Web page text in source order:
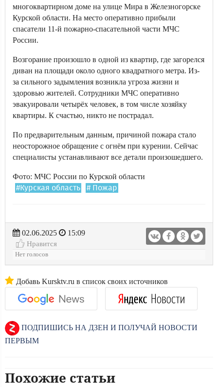
многоквартирном доме на улице Мира в Железногорске
Курской области. На место оперативно прибыли
спасатели 11-й пожарно-спасательной части МЧС
России.
Возгорание произошло в одной из квартир, где загорелся
диван на площади около одного квадратного метра. Из-
за сильного задымления возникла угроза жизни и
здоровью жителей. Сотрудники МЧС оперативно
эвакуировали четырёх человек, в том числе хозяйку
квартиры. К счастью, никто не пострадал.
По предварительным данным, причиной пожара стало
неосторожное обращение с огнём при курении. Сейчас
специалисты устанавливают все детали произошедшего.
Фото: МЧС России по Курской области
#Курская область # Пожар
02.06.2025
15:09
Нравится
Нет голосов
Добавь Kursktv.ru в список своих источников
ПОДПИШИСЬ НА ДЗЕН И ПОЛУЧАЙ НОВОСТИ
ПЕРВЫМ
Похожие статьи